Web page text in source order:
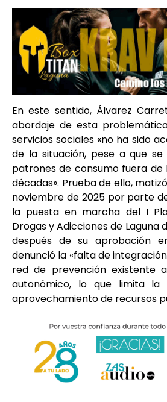
En este sentido, Álvarez
abordaje de esta
servicios sociales «no ha sido
de la situación, pese a que
patrones de consumo fuera
décadas». Prueba de ello,
noviembre de 2025 por parte
la puesta en marcha del I
Drogas y Adicciones de Laguna
después de su aprobación
denunció la «falta de
red de prevención existente
autonómico, lo que limita la
aprovechamiento de recursos